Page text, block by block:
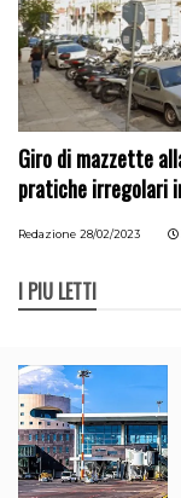
Giro di mazzette
pratiche irregolari
Redazione 28/02/2023
I PIÙ LETTI